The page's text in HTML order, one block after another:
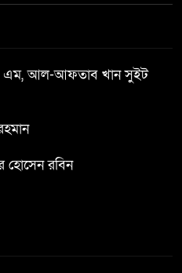
কপোতাক্ষ এক্সপ্রেসের
কীটনাশকবাহী পিকআপ চুরমার,
কাজী আল তারিক গ্রেপ্তার
এম, আল-আফতাব খান সুইট
হোসেন রবিন